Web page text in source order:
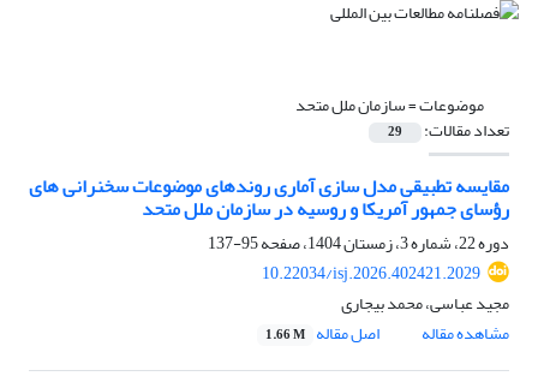
موضوعات =سازمان ملل متحد
تعداد مقالات: 29
مقایسه تطبیقی مدل سازی آماری روندهای موضوعات سخنرانی های
رؤسای جمهور آمریکا و روسیه در سازمان ملل متحد
دوره 22، شماره 3، زمستان 1404، صفحه
95-137
10.22034/isj.2026.402421.2029
مجید عباسی، محمد بیجاری
مشاهده مقاله
اصل مقاله 1.66 M